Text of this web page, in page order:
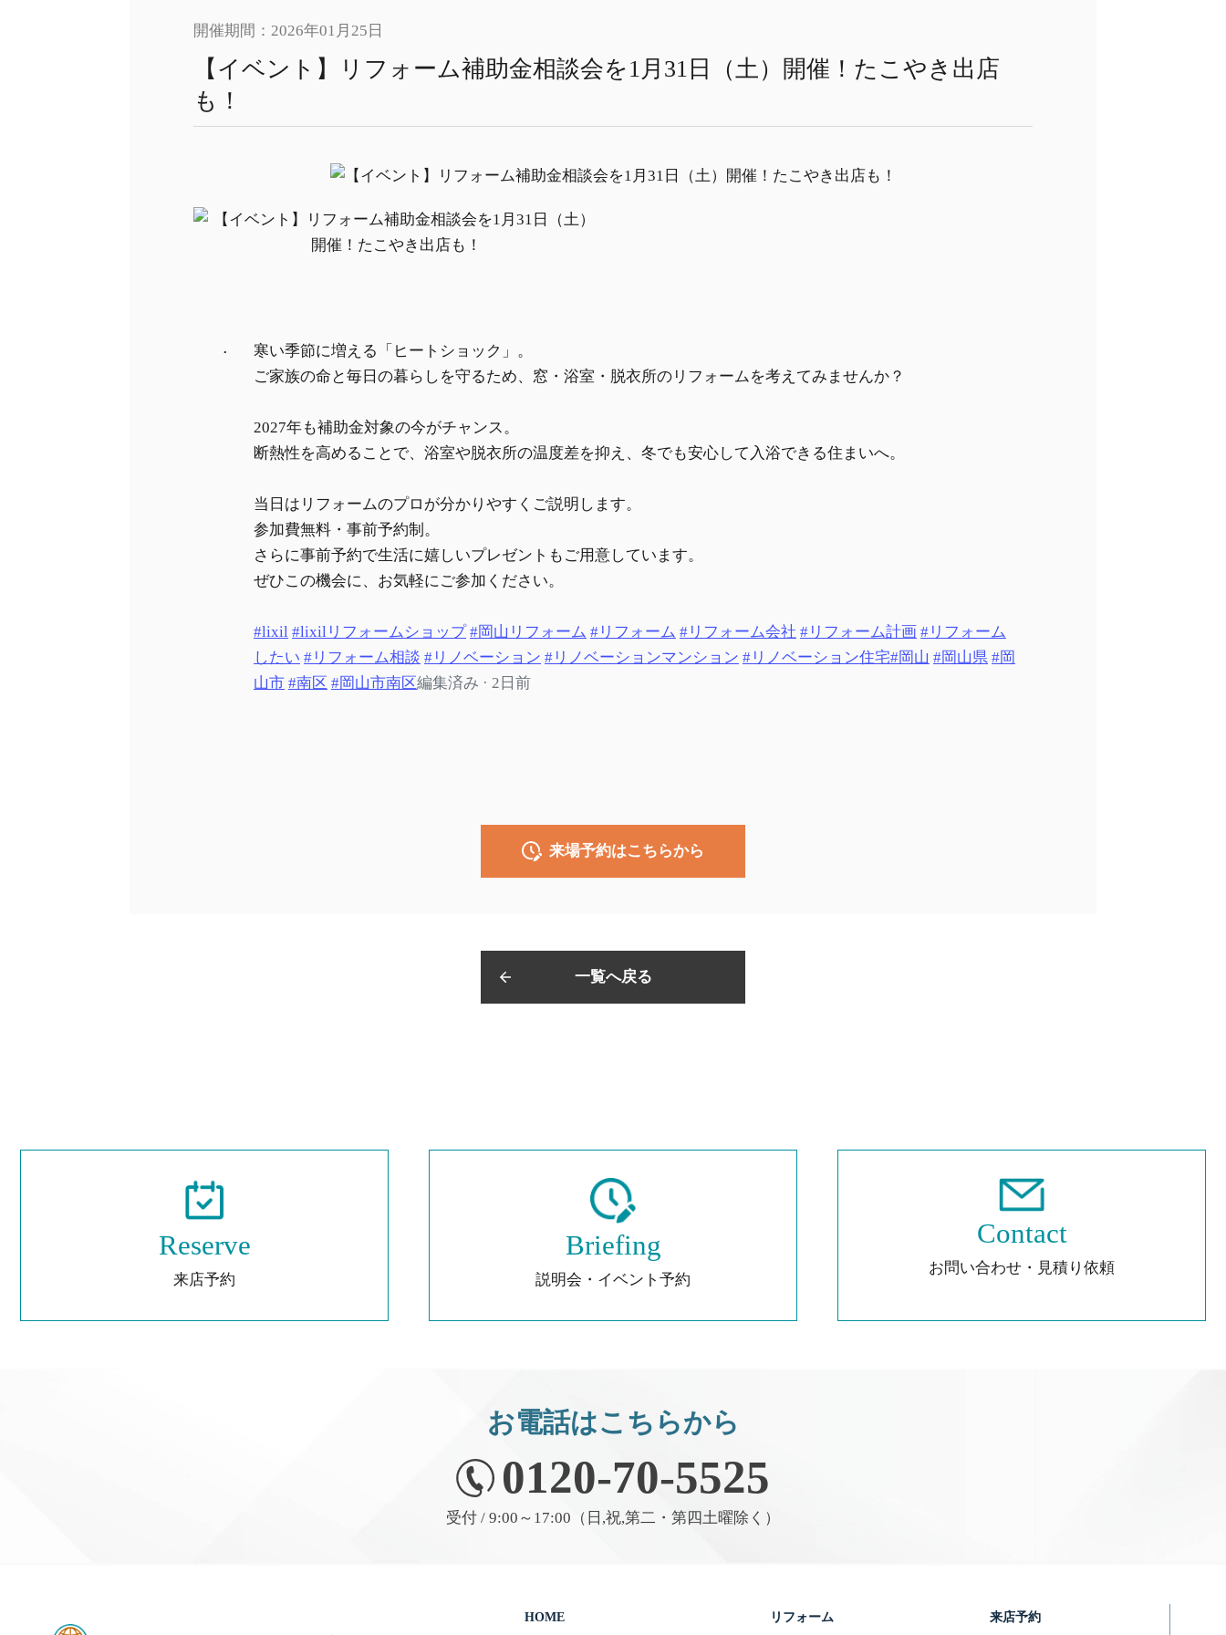
開催期間：2026年01月25日
【イベント】リフォーム補助金相談会を1月31日（土）開催！たこやき出店
も！
寒い季節に増える「ヒートショック」。
ご家族の命と毎日の暮らしを守るため、窓・浴室・脱衣所のリフォームを考えてみませんか？
2027年も補助金対象の今がチャンス。
断熱性を高めることで、浴室や脱衣所の温度差を抑え、冬でも安心して入浴できる住まいへ。
当日はリフォームのプロが分かりやすくご説明します。
参加費無料・事前予約制。
さらに事前予約で生活に嬉しいプレゼントもご用意しています。
ぜひこの機会に、お気軽にご参加ください。
#lixil #lixilリフォームショップ #岡山リフォーム #リフォーム #リフォーム会社 #リフォーム計画 #リフォーム
したい #リフォーム相談 #リノベーション #リノベーションマンション #リノベーション住宅#岡山 #岡山県 #岡
山市 #南区 #岡山市南区編集済み · 2日前
来場予約はこちらから
一覧へ戻る
Reserve
来店予約
Briefing
説明会・イベント予約
Contact
お問い合わせ・見積り依頼
お電話はこちらから
0120-70-5525
受付 / 9:00～17:00（日,祝,第二・第四土曜除く）
HOME リフォーム 来店予約